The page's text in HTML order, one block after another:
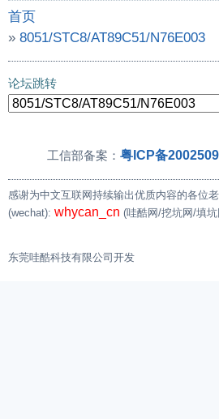
首页
» 8051/STC8/AT89C51/N76E003
»STC32G12K128的Dhrystone性
论坛跳转
工信部备案： 粤ICP备
感谢为中文互联网持续输出优质内容的各位老
(wechat): whycan_cn (哇酷网/挖坑网/填
东莞哇酷科技有限公司开发